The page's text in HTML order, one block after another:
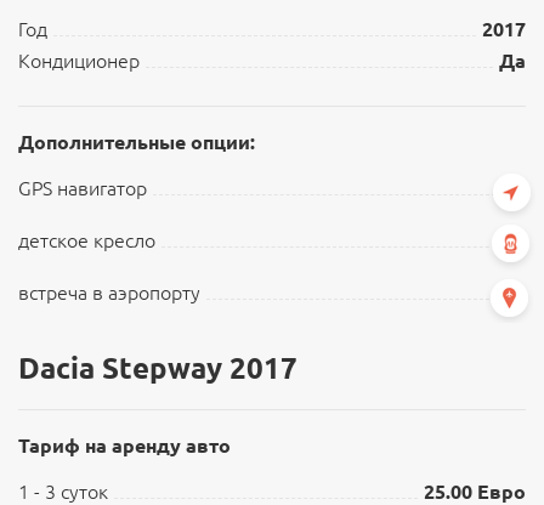
Год
2017
Кондиционер
Да
Дополнительные опции:
GPS навигатор
детское кресло
встреча в аэропорту
Dacia Stepway 2017
Тариф на аренду авто
1 - 3 суток 25.00 Евро